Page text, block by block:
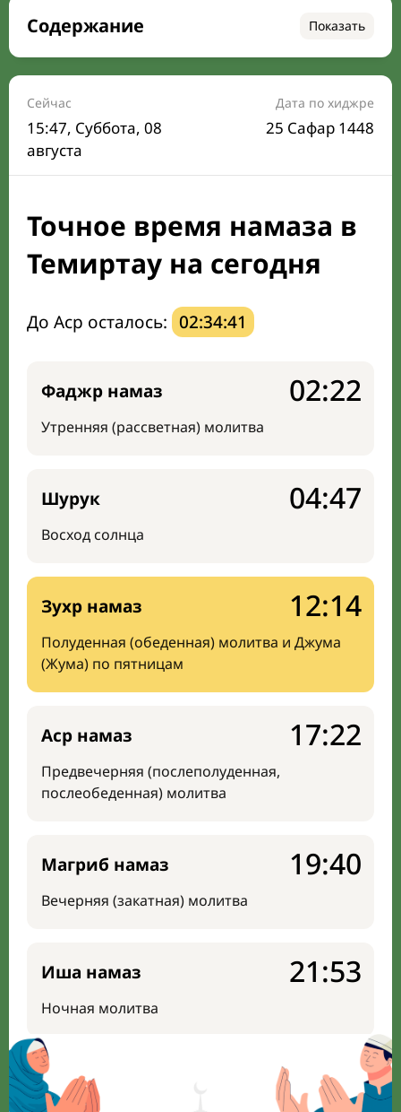
Содержание Показать
Время намаза на сегодня
Расписание на месяц
Время Сухура и Ифтара на сегодня
Календарь рамадана
Направление киблы
Сейчас
15:47, Суббота, 08
августа
Дата по хиджре
25 Сафар 1448
Точное время намаза в
Темиртау на сегодня
До Аср осталось: 02:34:40
Фаджр намаз
Утренняя (рассветная) молитва
02:22
Шурук
Восход солнца
04:47
Зухр намаз
Полуденная (обеденная) молитва и Джума
(Жума) по пятницам
12:14
Аср намаз
Предвечерняя (послеполуденная,
послеобеденная) молитва
17:22
Магриб намаз
Вечерняя (закатная) молитва
19:40
Иша намаз
Ночная молитва
21:53